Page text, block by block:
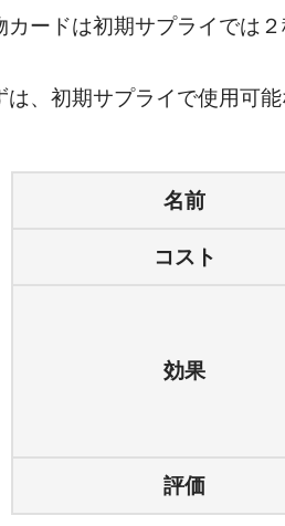
カードは初期サプライでは２
は、初期サプライで使用可
名前
コスト
効果
評価